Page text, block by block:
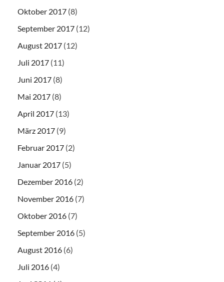
Oktober 2017 (8)
September 2017 (12)
August 2017 (12)
Juli 2017 (11)
Juni 2017 (8)
Mai 2017 (8)
April 2017 (13)
März 2017 (9)
Februar 2017 (2)
Januar 2017 (5)
Dezember 2016 (2)
November 2016 (7)
Oktober 2016 (7)
September 2016 (5)
August 2016 (6)
Juli 2016 (4)